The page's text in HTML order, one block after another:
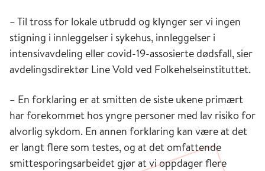
– Til tross for lokale utbrudd og klynger ser vi ingen
stigning i innleggelser i sykehus, innleggelser i
intensivavdeling eller covid-19-assosierte dødsfall, sier
avdelingsdirektør Line Vold ved Folkehelseinstituttet.
– En forklaring er at smitten de siste ukene primært
har forekommet hos yngre personer med lav risiko for
alvorlig sykdom. En annen forklaring kan være at det
er langt flere som testes, og at det omfattende
smittesporingsarbeidet gjør at vi oppdager flere